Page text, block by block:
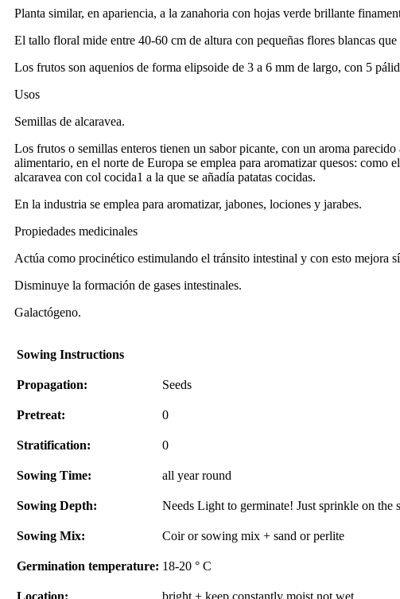
Planta similar, en apariencia, a la zanahoria con hojas verde brillante
El tallo floral mide entre 40-60 cm de altura con pequeñas flores blancas que
Los frutos son aquenios de forma elipsoide de 3 a 6 mm de largo, con 5
Usos
Semillas de alcaravea.
Los frutos o semillas enteros tienen un sabor picante, con un aroma
alimentario, en el norte de Europa se emplea para aromatizar quesos:
alcaravea con col cocida1 a la que se añadía patatas cocidas.
En la industria se emplea para aromatizar, jabones, lociones y jarabes.
Propiedades medicinales
Actúa como procinético estimulando el tránsito intestinal y con esto mejora
Disminuye la formación de gases intestinales.
Galactógeno.
Sowing Instructions
Propagation: Seeds
Pretreat: 0
Stratification: 0
Sowing Time: all year round
Sowing Depth: Needs Light to germinate! Just sprinkle on the
Sowing Mix: Coir or sowing mix + sand or perlite
Germination temperature: 18-20 ° C